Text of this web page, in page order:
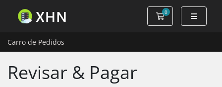
0
Carro de Pedidos
Carro de Pedidos
Revisar & Pagar